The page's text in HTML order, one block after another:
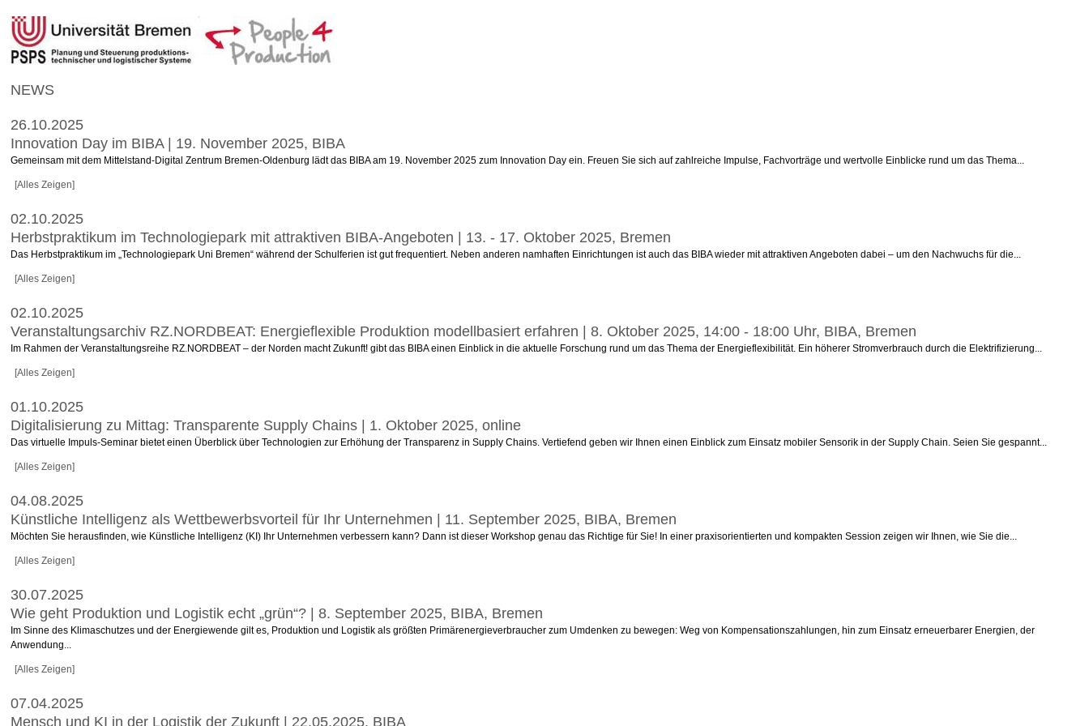
NEWS
26.10.2025
Innovation Day im BIBA | 19. November 2025, BIBA
Gemeinsam mit dem Mittelstand-Digital Zentrum Bremen-Oldenburg lädt das BIBA am 19. November 2025 zum Innovation Day ein. Freuen Sie sich auf zahlreiche Impulse, Fachvorträge und wertvolle Einblicke rund um das Thema...
[Alles Zeigen]
02.10.2025
Herbstpraktikum im Technologiepark mit attraktiven BIBA-Angeboten | 13. - 17. Oktober 2025, Bremen
Das Herbstpraktikum im „Technologiepark Uni Bremen“ während der Schulferien ist gut frequentiert. Neben anderen namhaften Einrichtungen ist auch das BIBA wieder mit attraktiven Angeboten dabei – um den Nachwuchs für die...
[Alles Zeigen]
02.10.2025
Veranstaltungsarchiv RZ.NORDBEAT: Energieflexible Produktion modellbasiert erfahren | 8. Oktober 2025, 14:00 - 18:00 Uhr, BIBA, Bremen
Im Rahmen der Veranstaltungsreihe RZ.NORDBEAT – der Norden macht Zukunft! gibt das BIBA einen Einblick in die aktuelle Forschung rund um das Thema der Energieflexibilität. Ein höherer Stromverbrauch durch die Elektrifizierung...
[Alles Zeigen]
01.10.2025
Digitalisierung zu Mittag: Transparente Supply Chains | 1. Oktober 2025, online
Das virtuelle Impuls-Seminar bietet einen Überblick über Technologien zur Erhöhung der Transparenz in Supply Chains. Vertiefend geben wir Ihnen einen Einblick zum Einsatz mobiler Sensorik in der Supply Chain. Seien Sie gespannt...
[Alles Zeigen]
04.08.2025
Künstliche Intelligenz als Wettbewerbsvorteil für Ihr Unternehmen | 11. September 2025, BIBA, Bremen
Möchten Sie herausfinden, wie Künstliche Intelligenz (KI) Ihr Unternehmen verbessern kann? Dann ist dieser Workshop genau das Richtige für Sie! In einer praxisorientierten und kompakten Session zeigen wir Ihnen, wie Sie die...
[Alles Zeigen]
30.07.2025
Wie geht Produktion und Logistik echt „grün“? | 8. September 2025, BIBA, Bremen
Im Sinne des Klimaschutzes und der Energiewende gilt es, Produktion und Logistik als größten Primärenergieverbraucher zum Umdenken zu bewegen: Weg von Kompensationszahlungen, hin zum Einsatz erneuerbarer Energien, der
Anwendung...
[Alles Zeigen]
07.04.2025
Mensch und KI in der Logistik der Zukunft | 22.05.2025, BIBA